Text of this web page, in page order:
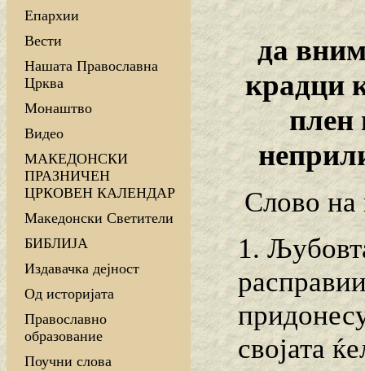
Епархии
Вести
Нашата Православна
Црква
Монаштво
Видео
МАКЕДОНСКИ
ПРАЗНИЧЕН
ЦРКОВЕН КАЛЕНДАР
Македонски Светители
БИБЛИЈА
Издавачка дејност
Од историјата
Православно
образование
Поучни слова
да
крадци
плен
Слово на
1.
својата